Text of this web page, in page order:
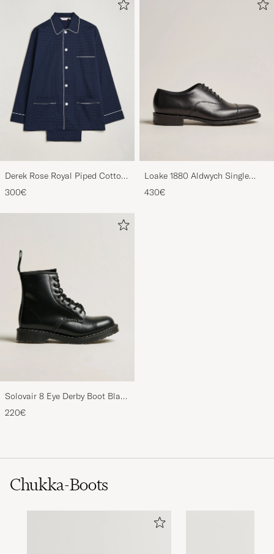
Derek Rose Royal Piped Cotton
Pyjama Set Navy
300€
Loake 1880 Aldwych Single
Oxford Black Calf
430€
Solovair 8 Eye Derby Boot Black
Shine
220€
Chukka-Boots